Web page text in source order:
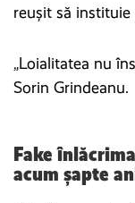
reușit să instituie
„Loialitatea nu
Sorin Grindeanu.
Fake
acum șapte